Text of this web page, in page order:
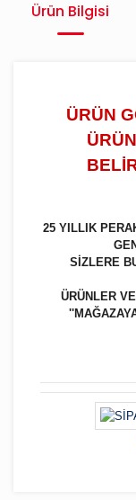
Ürün Bilgisi
ÜRÜN
25 YILLIK
SİZLERE
ÜRÜNLER